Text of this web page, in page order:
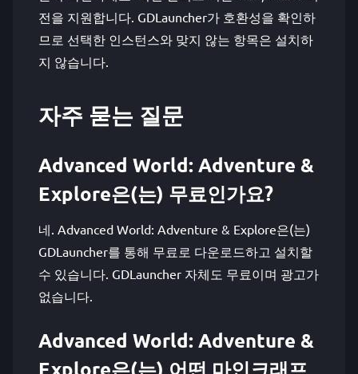
전을 지원합니다. GDLauncher가 호환성을 확인하
므로 선택한 인스턴스와 맞지 않는 항목은 설치하
지 않습니다.
자주 묻는 질문
Advanced World: Adventure &
Explore은(는) 무료인가요?
네. Advanced World: Adventure & Explore은(는)
GDLauncher를 통해 무료로 다운로드하고 설치할
수 있습니다. GDLauncher 자체도 무료이며 광고가
없습니다.
Advanced World: Adventure &
Explore은(는) 어떤 마인크래프